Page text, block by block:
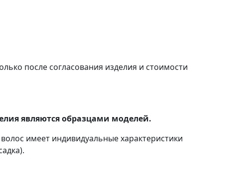
после согласования изделия и стоимости
являются образцами моделей.
имеет индивидуальные характеристики